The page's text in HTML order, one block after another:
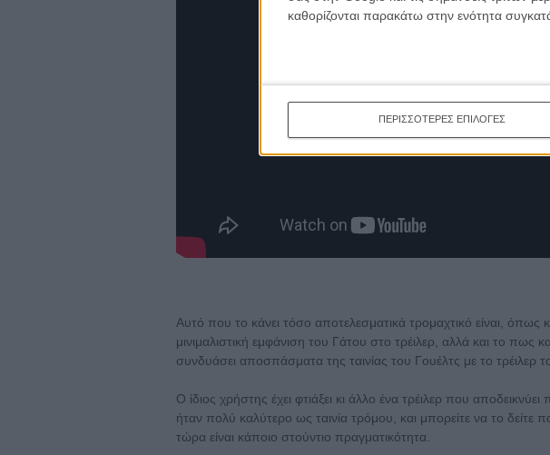
καθορίζονται παρακάτω στην ενότητα
ΠΕΡΙΣΣΟΤΕΡΕΣ ΕΠΙΛΟΓΕΣ
Αυτό που το κάνει τόσο αποτελεσματικά τρομαχτικό είναι, όπως
μινιμαλιστική εμφάνιση του Γάτου στο τρέιλερ, αλλά και το πως
συνδυάσει αποσπάσματα της ταινίας του Γουέλτς με το τρέιλερ
Ο ίδιος χρήστης έχει φτιάξει κι άλλο ένα τρέιλερ που
ήταν πολύ καλύτερο ως ταινία τρόμου, και μπορείτε να το δείτε
τώρα είναι κάποιο στούντιο πραγματικότητα.